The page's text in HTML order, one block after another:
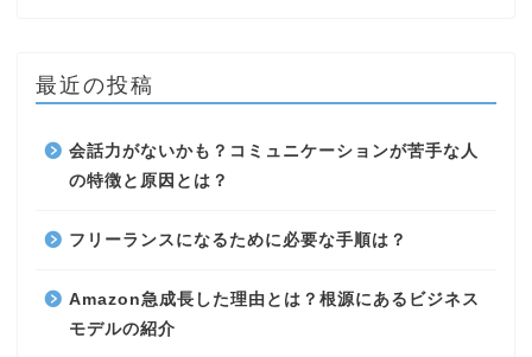
最近の投稿
会話力がないかも？コミュニケーションが苦手な人
の特徴と原因とは？
フリーランスになるために必要な手順は？
Amazon急成長した理由とは？根源にあるビジネス
モデルの紹介